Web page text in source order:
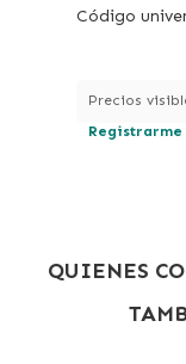
Código
Precios
Registrarme
QUIENES